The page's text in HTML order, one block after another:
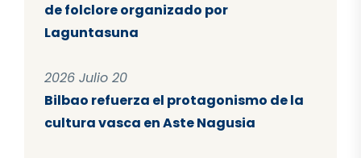
de folclore organizado por
Laguntasuna
2026 Julio 20
Bilbao refuerza el protagonismo de la
cultura vasca en Aste Nagusia